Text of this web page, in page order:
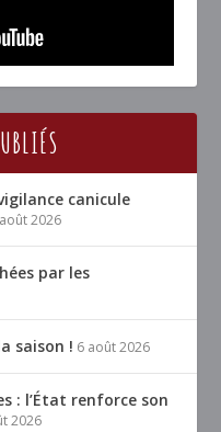
canicule
2026
par les
saison ! 6 août 2026
: l’État renforce son
2026